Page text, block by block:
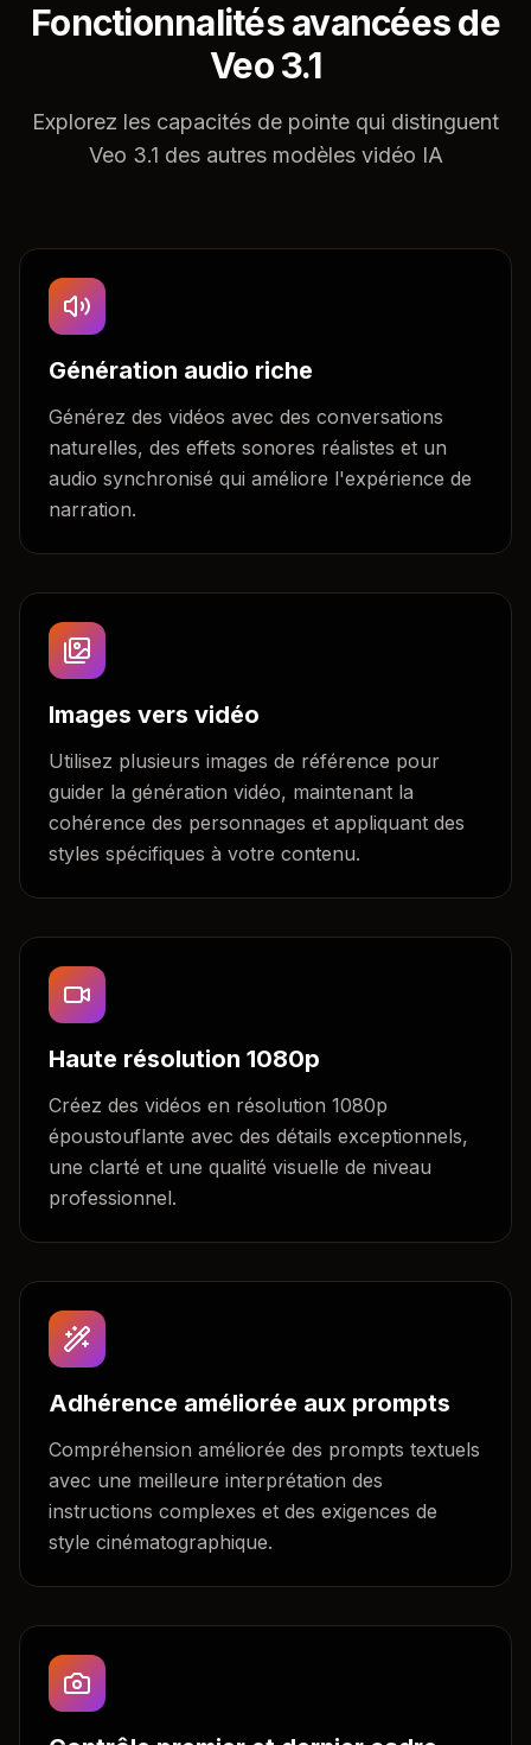
Fonctionnalités avancées de
Veo 3.1
Explorez les capacités de pointe qui distinguent
Veo 3.1 des autres modèles vidéo IA
Génération audio riche
Générez des vidéos avec des conversations
naturelles, des effets sonores réalistes et un
audio synchronisé qui améliore l'expérience de
narration.
Images vers vidéo
Utilisez plusieurs images de référence pour
guider la génération vidéo, maintenant la
cohérence des personnages et appliquant des
styles spécifiques à votre contenu.
Haute résolution 1080p
Créez des vidéos en résolution 1080p
époustouflante avec des détails exceptionnels,
une clarté et une qualité visuelle de niveau
professionnel.
Adhérence améliorée aux prompts
Compréhension améliorée des prompts textuels
avec une meilleure interprétation des
instructions complexes et des exigences de
style cinématographique.